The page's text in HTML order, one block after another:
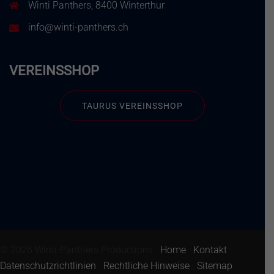
Winti Panthers, 8400 Winterthur
info@winti-panthers.ch
VEREINSSHOP
TAURUS VEREINSSHOP
Home Kontakt
Datenschutzrichtlinien
Rechtliche Hinweise Sitemap